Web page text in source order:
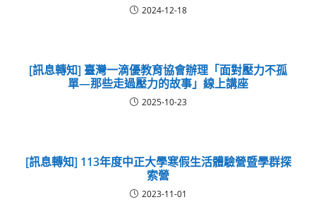
2024-12-18
[訊息轉知] 臺灣一滴優教育協會辦理「面對壓力不孤
單—那些走過壓力的故事」線上講座
2025-10-23
[訊息轉知] 113年度中正大學寒假生活體驗營暨學群探
索營
2023-11-01